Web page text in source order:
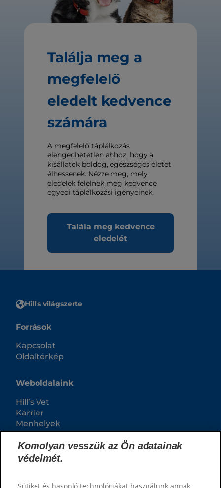
Találja meg a
megfelelő
eledelt kedvence
számára
A megfelelő táplálkozás
elengedhetetlen ahhoz, hogy a
kisállatok boldog, egészséges életet
élhessenek. Nézze meg, mely
eledelek felelnek meg kedvence
egyedi táplálkozási igényeinek.
Talála meg kedvence
eledelét
Hill's világszerte
Források
Kapcsolat
Oldaltérkép
Weboldalaink
Hill’s Vet
Karrier
Menhelyek
Komolyan vesszük az Ön adatainak
védelmét.
Sütiket és hasonló technológiákat használunk annak